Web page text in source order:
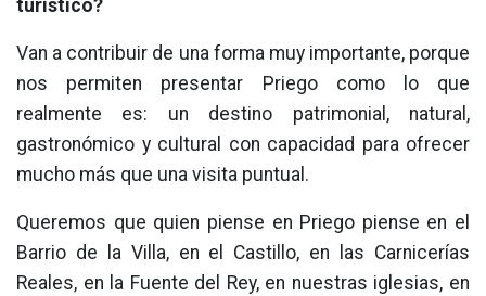
turístico?
Van a contribuir de una forma muy importante, porque
nos permiten presentar Priego como lo que
realmente es: un destino patrimonial, natural,
gastronómico y cultural con capacidad para ofrecer
mucho más que una visita puntual.
Queremos que quien piense en Priego piense en el
Barrio de la Villa, en el Castillo, en las Carnicerías
Reales, en la Fuente del Rey, en nuestras iglesias, en